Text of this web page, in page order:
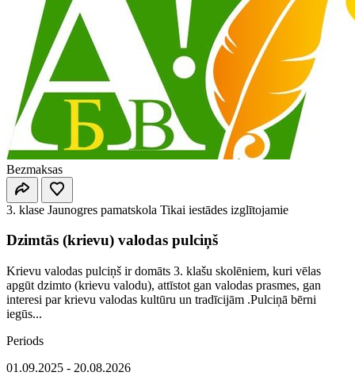
Bezmaksas
3. klase Jaunogres pamatskola Tikai iestādes izglītojamie
Dzimtās (krievu) valodas pulciņš
Krievu valodas pulciņš ir domāts 3. klašu skolēniem, kuri vēlas
apgūt dzimto (krievu valodu), attīstot gan valodas prasmes, gan
interesi par krievu valodas kultūru un tradīcijām .Pulciņā bērni
iegūs...
Periods
01.09.2025 - 20.08.2026